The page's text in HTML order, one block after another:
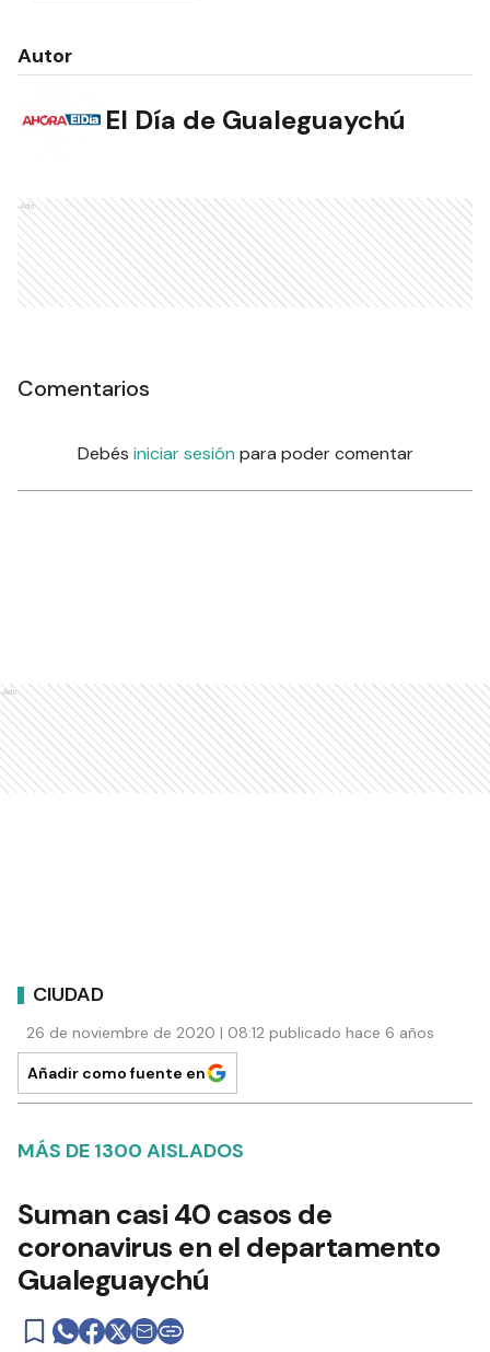
Autor
El Día de Gualeguaychú
Ads
Comentarios
Debés iniciar sesión para poder comentar
Ads
CIUDAD
26 de noviembre de 2020 | 08:12 publicado hace 6 años
Añadir como fuente en
MÁS DE 1300 AISLADOS
Suman casi 40 casos de
coronavirus en el departamento
Gualeguaychú